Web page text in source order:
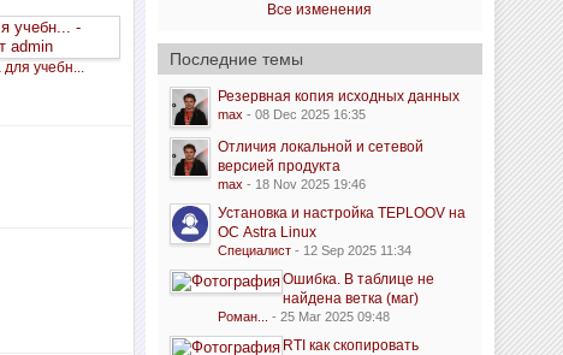
для учебн...
Все изменения
Последние темы
Резервная копия исходных данных
max - 08 Dec 2025 16:35
Отличия локальной и сетевой
версией продукта
max - 18 Nov 2025 19:46
Установка и настройка TEPLOOV на
ОС Astra Linux
Специалист- 12 Sep 2025 11:34
Ошибка. В таблице не
найдена ветка (маг)
Роман... - 25 Mar 2025 09:48
RTI как скопировать